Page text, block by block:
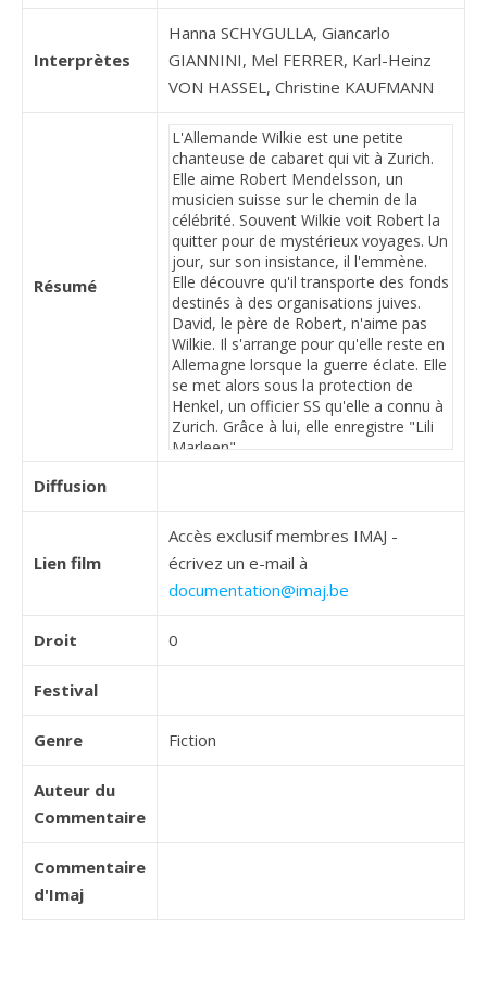
Interprètes
Hanna SCHYGULLA, Giancarlo
GIANNINI, Mel FERRER, Karl-Heinz
VON HASSEL, Christine KAUFMANN
Résumé
Diffusion
Lien film
Accès exclusif membres IMAJ -
écrivez un e-mail à
documentation@imaj.be
Droit 0
Festival
Genre Fiction
Auteur du
Commentaire
Commentaire
d'Imaj